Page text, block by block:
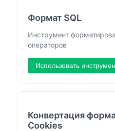
Формат SQL
Инструмент
операторов
Использовать
Конвертация
Cookies